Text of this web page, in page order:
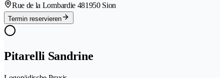
Rue de la Lombardie 481950 Sion
Termin reservieren
Pitarelli Sandrine